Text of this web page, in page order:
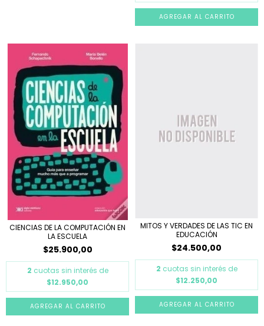
CIENCIAS DE LA COMPUTACIÓN EN
LA ESCUELA
$25.900,00
2 cuotas sin interés de
$12.950,00
MITOS Y VERDADES DE LAS TIC EN
EDUCACIÓN
$24.500,00
2 cuotas sin interés de
$12.250,00